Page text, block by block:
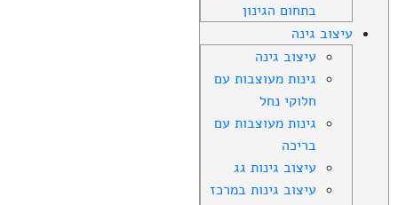
בתחום הגינון
עיצוב גינה
עיצוב גינה
גינות מעוצבות עם
חלוקי נחל
גינות מעוצבות עם
בריכה
עיצוב גינות גג
עיצוב גינות במרכז